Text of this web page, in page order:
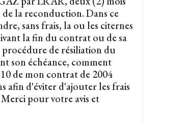
la reconduction. Dans ce
sans frais, la ou les citernes
la fin du contrat ou de sa
de résiliation du
son échéance, comment
de mon contrat de 2004
afin d'éviter d'ajouter les frais
pour votre avis et